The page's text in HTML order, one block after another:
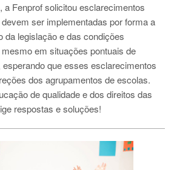
a Fenprof solicitou esclarecimentos
ser implementadas por forma a
da legislação e das condições
em situações pontuais de
que esses esclarecimentos
dos agrupamentos de escolas.
de qualidade e dos direitos das
respostas e soluções!